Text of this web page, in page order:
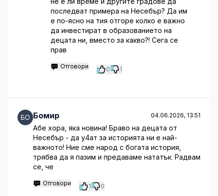
последват примера на Несебър? Да им
е по-ясно на тия отгоре колко е важно
да инвестират в образованието на
децата ни, вместо за какво?! Сега се
прав
Отговори 0 1
Бомир 04.06.2026, 13:51
Абе хора, яка новина! Браво на децата от
Несебър - да у4ат за историята ни е най-
важното! Ние сме народ с богата история,
трябва да я пазим и предаваме нататък. Радвам
се, че
Отговори 1 0